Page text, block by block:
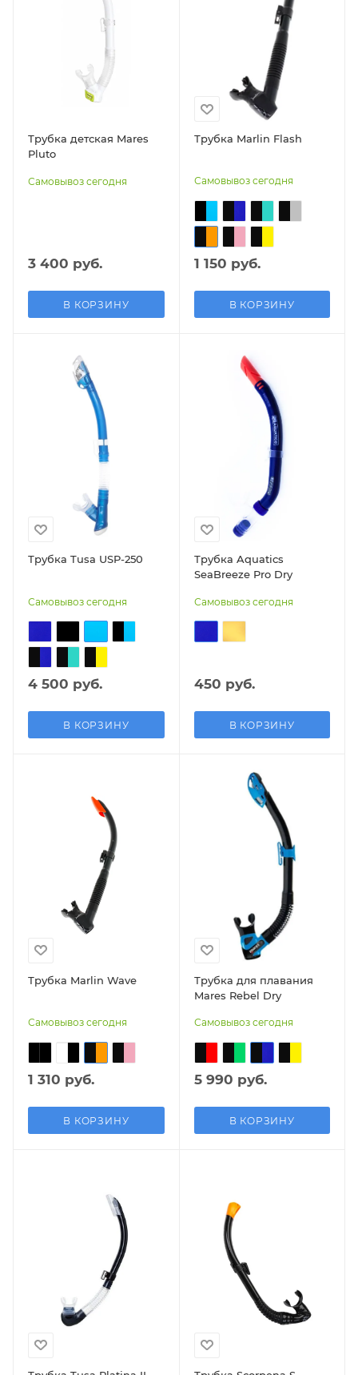
Трубка детская Mares
Pluto
Самовывоз сегодня
3 400 руб.
В КОРЗИНУ
Трубка Marlin Flash
Самовывоз сегодня
1 150 руб.
В КОРЗИНУ
Трубка Tusa USP-250
Самовывоз сегодня
4 500 руб.
В КОРЗИНУ
Трубка Aquatics
SeaBreeze Pro Dry
Самовывоз сегодня
450 руб.
В КОРЗИНУ
Трубка Marlin Wave
Самовывоз сегодня
1 310 руб.
В КОРЗИНУ
Трубка для плавания
Mares Rebel Dry
Самовывоз сегодня
5 990 руб.
В КОРЗИНУ